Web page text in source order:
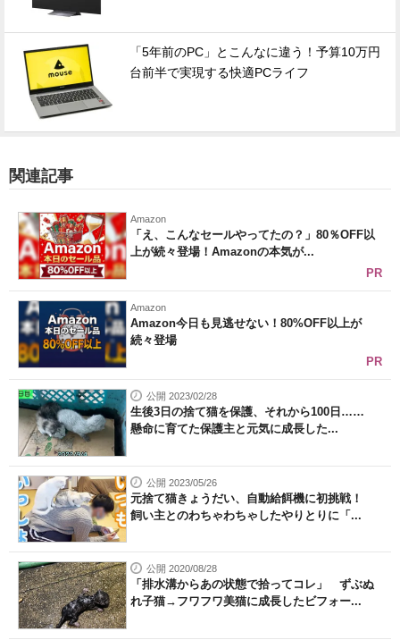
「5年前のPC」とこんなに違う！予算10万円
台前半で実現する快適PCライフ
関連記事
Amazon
「え、こんなセールやってたの？」80％OFF以
上が続々登場！Amazonの本気が...
PR
Amazon
Amazon今日も見逃せない！80%OFF以上が
続々登場
PR
公開 2023/02/28
生後3日の捨て猫を保護、それから100日……
懸命に育てた保護主と元気に成長した...
公開 2023/05/26
元捨て猫きょうだい、自動給餌機に初挑戦！
飼い主とのわちゃわちゃしたやりとりに「...
公開 2020/08/28
「排水溝からあの状態で拾ってコレ」 ずぶぬ
れ子猫→フワフワ美猫に成長したビフォー...